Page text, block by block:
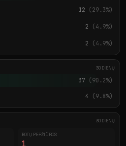
12 (29.3%)
2 (4.9%)
2 (4.9%)
30 DIENŲ
37 (90.2%)
4 (9.8%)
30 DIENŲ
BOTŲ PERŽIŪROS